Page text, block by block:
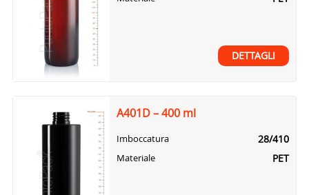
DETTAGLI
A401D – 400 ml
Imboccatura 28/410
Materiale PET